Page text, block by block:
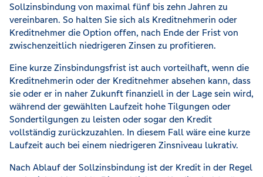
Sollzinsbindung von maximal fünf bis zehn Jahren zu
vereinbaren. So halten Sie sich als Kreditnehmerin oder
Kreditnehmer die Option offen, nach Ende der Frist von
zwischenzeitlich niedrigeren Zinsen zu profitieren.
Eine kurze Zinsbindungsfrist ist auch vorteilhaft, wenn die
Kreditnehmerin oder der Kreditnehmer absehen kann, dass
sie oder er in naher Zukunft finanziell in der Lage sein wird,
während der gewählten Laufzeit hohe Tilgungen oder
Sondertilgungen zu leisten oder sogar den Kredit
vollständig zurückzuzahlen. In diesem Fall wäre eine kurze
Laufzeit auch bei einem niedrigeren Zinsniveau lukrativ.
Nach Ablauf der Sollzinsbindung ist der Kredit in der Regel